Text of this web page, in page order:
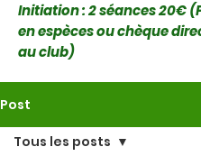
Initiation : 2 séances 20€
en espèces ou chèque
au club)
Post
Tous les posts